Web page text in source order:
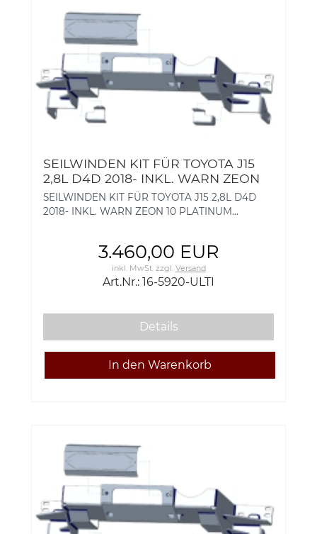
SEILWINDEN KIT FÜR TOYOTA J15
2,8L D4D 2018- INKL. WARN ZEON
10 PLATINUM
SEILWINDEN KIT FÜR TOYOTA J15 2,8L D4D
2018- INKL. WARN ZEON 10 PLATINUM...
3.460,00 EUR
inkl. MwSt.zzgl. Versand
Art.Nr.: 16-5920-ULTI
Details